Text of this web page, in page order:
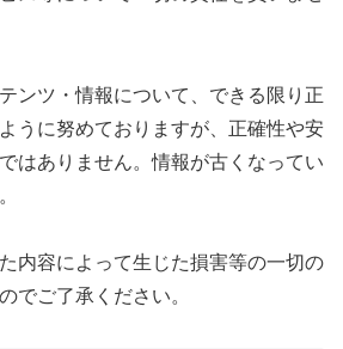
ンツ・情報について、できる限り正
うに努めておりますが、正確性や安
はありません。情報が古くなってい
内容によって生じた損害等の一切の
でご了承ください。